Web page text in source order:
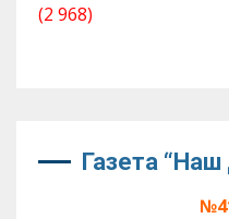
(2 968)
Газета